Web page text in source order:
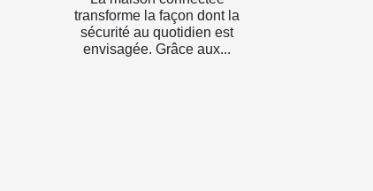
transforme la façon dont la
sécurité au quotidien est
envisagée. Grâce aux...